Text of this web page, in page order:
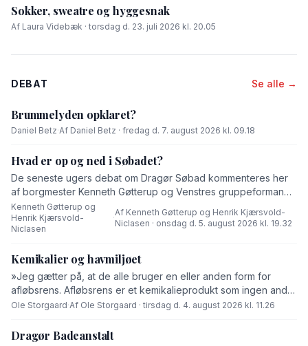
Sokker, sweatre og hyggesnak
Af Laura Videbæk · torsdag d. 23. juli 2026 kl. 20.05
DEBAT Se alle →
Brummelyden opklaret?
Daniel Betz·Af Daniel Betz · fredag d. 7. august 2026 kl. 09.18
Hvad er op og ned i Søbadet?
De seneste ugers debat om Dragør Søbad kommenteres her
af borgmester Kenneth Gøtterup og Venstres gruppeformand
Henrik Kjærsvold-Niclasen.
Kenneth Gøtterup og
Henrik Kjærsvold-
Niclasen
·
Af Kenneth Gøtterup og Henrik Kjærsvold-
Niclasen · onsdag d. 5. august 2026 kl. 19.32
Kemikalier og havmiljøet
»Jeg gætter på, at de alle bruger en eller anden form for
afløbsrens. Afløbsrens er et kemikalieprodukt som ingen andre
end fabrikanten ved hvad består af,« skriver Ole Storgaard i
Ole Storgaard·Af Ole Storgaard · tirsdag d. 4. august 2026 kl. 11.26
Dragør Badeanstalt